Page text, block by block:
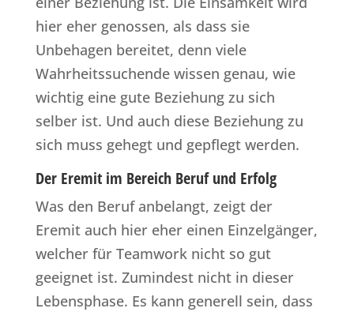
hier eher genossen, als dass sie
Unbehagen bereitet, denn viele
Wahrheitssuchende wissen genau, wie
wichtig eine gute Beziehung zu sich
selber ist. Und auch diese Beziehung zu
sich muss gehegt und gepflegt werden.
Der Eremit im Bereich Beruf und Erfolg
Was den Beruf anbelangt, zeigt der
Eremit auch hier eher einen Einzelgänger,
welcher für Teamwork nicht so gut
geeignet ist. Zumindest nicht in dieser
Lebensphase. Es kann generell sein, dass